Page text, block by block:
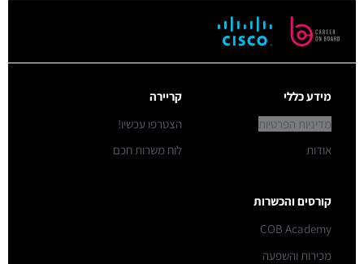
מידע כללי
מדיניות הפרטיות
אודות
קריירה
הצטרפו עכשיו!
לוח משרות חכם
קורסים והכשרות
COB Academy
מכירות והשפעה